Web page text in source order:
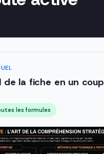
de la fiche en un coup
les formules